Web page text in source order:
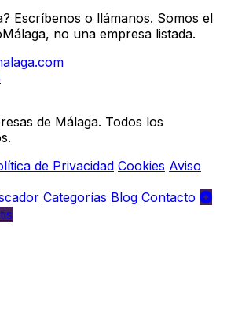
Escríbenos o llámanos. Somos el
no una empresa listada.
de Málaga. Todos los
de Privacidad Cookies Aviso
Categorías Blog Contacto